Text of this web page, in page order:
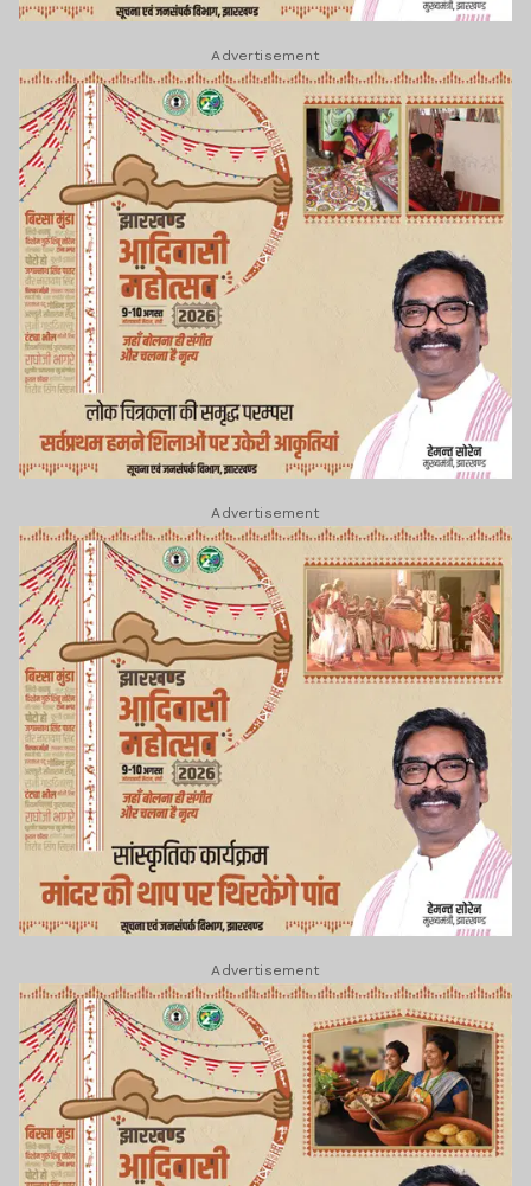
Advertisement
Advertisement
Advertisement